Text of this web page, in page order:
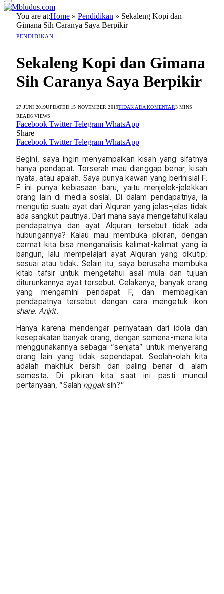
You are at:Home » Pendidikan » Sekaleng Kopi dan
Gimana Sih Caranya Saya Berpikir
PENDIDIKAN
Sekaleng Kopi dan Gimana
Sih Caranya Saya Berpikir
27 JUNI 2019UPDATED:15 NOVEMBER 2019TIDAK ADA KOMENTAR3 MINS
READ6VIEWS
Facebook Twitter Telegram WhatsApp
Share
Facebook Twitter Telegram WhatsApp
Begini, saya ingin menyampaikan kisah yang sifatnya
hanya pendapat. Terserah mau dianggap benar, kisah
nyata, atau apalah. Saya punya kawan yang berinisial F.
F ini punya kebiasaan baru, yaitu menjelek-jelekkan
orang lain di media sosial. Di dalam pendapatnya, ia
mengutip suatu ayat dari Alquran yang jelas-jelas tidak
ada sangkut pautnya. Dari mana saya mengetahui kalau
pendapatnya dan ayat Alquran tersebut tidak ada
hubungannya? Kalau mau membuka pikiran, dengan
cermat kita bisa menganalisis kalimat-kalimat yang ia
bangun, lalu mempelajari ayat Alquran yang dikutip,
sesuai atau tidak. Selain itu, saya berusaha membuka
kitab tafsir untuk mengetahui asal mula dan tujuan
diturunkannya ayat tersebut. Celakanya, banyak orang
yang mengamini pendapat F, dan membagikan
pendapatnya tersebut dengan cara mengetuk ikon
share. Anjrit.
Hanya karena mendengar pernyataan dari idola dan
kesepakatan banyak orang, dengan semena-mena kita
menggunakannya sebagai “senjata” untuk menyerang
orang lain yang tidak sependapat. Seolah-olah kita
adalah makhluk bersih dan paling benar di alam
semesta. Di pikiran kita saat ini pasti muncul
pertanyaan, “Salah nggaksih?”